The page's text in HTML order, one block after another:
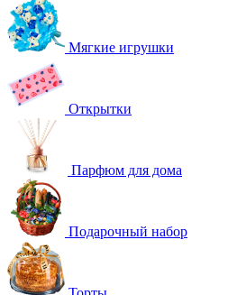
Мягкие игрушки
Открытки
Парфюм для дома
Подарочный набор